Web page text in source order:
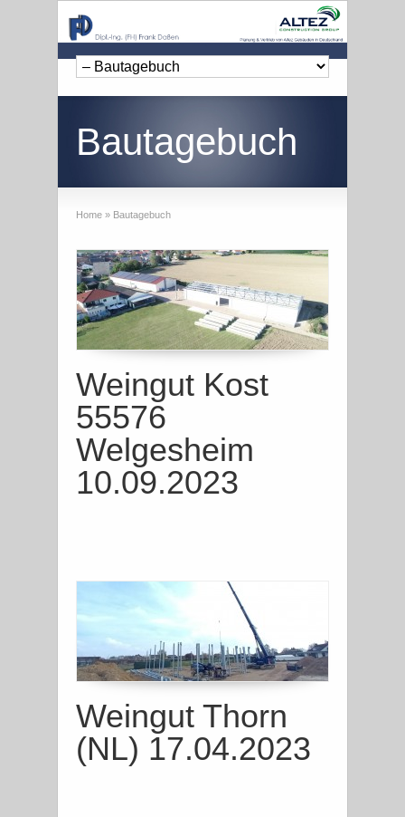
Bautagebuch
Home » Bautagebuch
Weingut Kost
55576
Welgesheim
10.09.2023
Weingut Thorn
(NL) 17.04.2023